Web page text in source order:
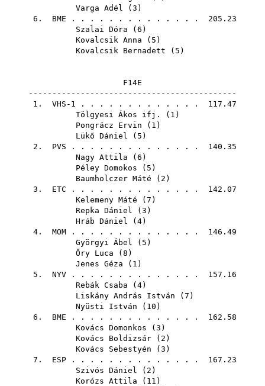
Varga Adél ( 3 )
6. BME . . . . . . . . . . . . . . 205.23
Szalai Dóra ( 6 )
Kovalcsik Anna ( 5 )
Kovalcsik Bernadett ( 5 )
F14E
--------------------------------------------
1. VHS-1 . . . . . . . . . . . . . 117.47
Tölgyesi Ákos ifj.
( 1 )
Pongrácz Ervin ( 1 )
Lükő Dániel ( 5 )
2. PVS . . . . . . . . . . . . . . 140.35
Nagy Attila ( 6 )
Péley Domokos ( 5 )
Baumholczer Máté ( 2 )
3. ETC . . . . . . . . . . . . . . 142.07
Kelemeny Máté ( 7 )
Repka Dániel ( 3 )
Hráb Dániel ( 4)
4. MOM . . . . . . . . . . . . . . 146.49
Györgyi Ábel ( 5 )
Őry Luca ( 8 )
Jenes Géza ( 1 )
5. NYV . . . . . . . . . . . . . . 157.16
Rebák Csaba ( 4)
Liskány András István ( 7 )
Nyüsti István ( 10 )
6. BME . . . . . . . . . . . . . . 162.58
Kovács Domonkos ( 3 )
Kovács Boldizsár ( 2 )
Kovács Sebestyén ( 3 )
7. ESP . . . . . . . . . . . . . . 167.23
Szivós Dániel ( 2 )
Korózs Attila ( 11 )